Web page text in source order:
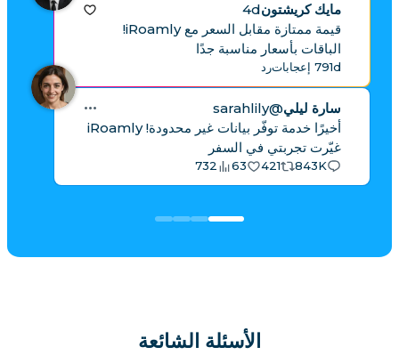
مايك كريشتون4d
قيمة ممتازة مقابل السعر مع iRoamly!
الباقات بأسعار مناسبة جدًا
1d79 إعجابات رد
سارة ليلي@sarahlily
أخيرًا خدمة توفّر بيانات غير محدودة! iRoamly
غيّرت تجربتي في السفر
843K
421
63
732
الأسئلة الشائعة